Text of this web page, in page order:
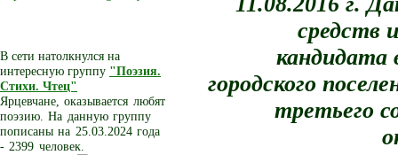
средств
кандидата
городского
третьего
В сети натолкнулся на
интересную группу "Поэзия.
Стихи. Чтец"
Ярцевчане, оказывается любят
поэзию. На данную группу
пописаны на 25.03.2024 года
- 2399 человек.